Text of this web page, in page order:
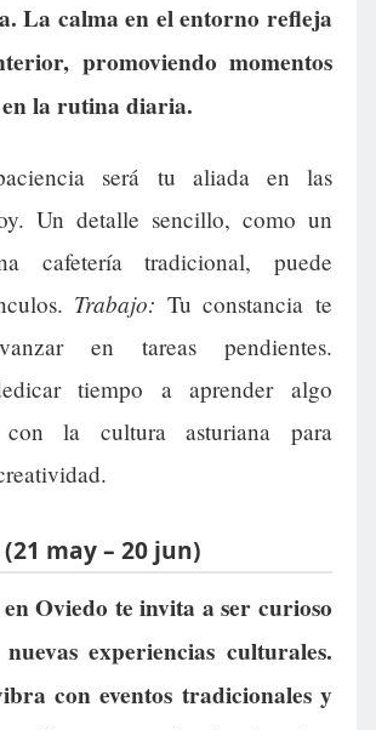
La calma en el entorno refleja
promoviendo momentos
la rutina diaria.
será tu aliada en las
Un detalle sencillo, como un
cafetería tradicional, puede
Trabajo: Tu constancia te
en tareas pendientes.
tiempo a aprender algo
con la cultura asturiana para
may – 20 jun)
Oviedo te invita a ser curioso
experiencias culturales.
con eventos tradicionales y